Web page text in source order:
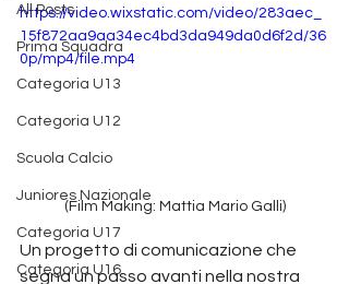
All Posts
Prima Squadra
Categoria U13
Categoria U12
Scuola Calcio
Juniores Nazionale
Categoria U17
Categoria U16
https://video.wixstatic.com/video/283aec_
15f872aa9aa34ec4bd3da949da0d6f2d/36
0p/mp4/file.mp4
(Film Making: Mattia Mario Galli)
Un progetto di comunicazione che
segna un passo avanti nella nostra